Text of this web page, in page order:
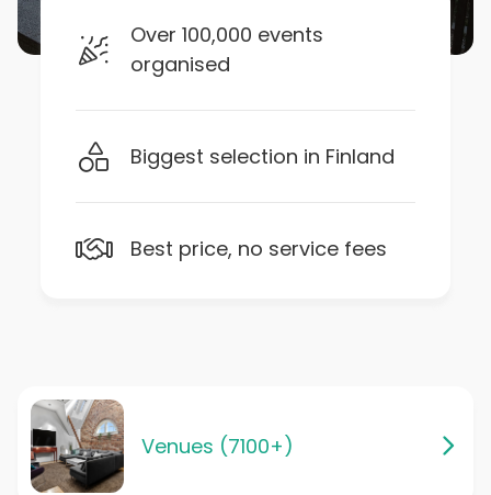
Over 100,000 events
organised
Biggest selection in Finland
Best price, no service fees
Venues (7100+)